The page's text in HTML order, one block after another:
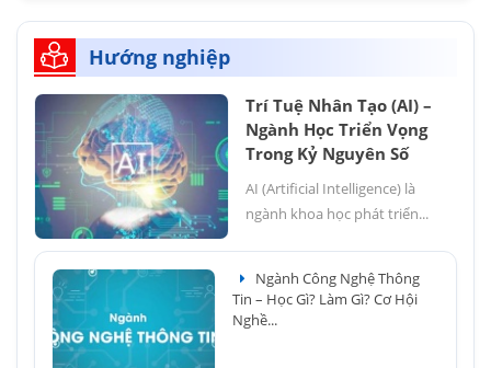
Hướng nghiệp
Trí Tuệ Nhân Tạo (AI) –
Ngành Học Triển Vọng
Trong Kỷ Nguyên Số
AI (Artificial Intelligence) là
ngành khoa học phát triển...
Ngành Công Nghệ Thông
Tin – Học Gì? Làm Gì? Cơ Hội
Nghề...